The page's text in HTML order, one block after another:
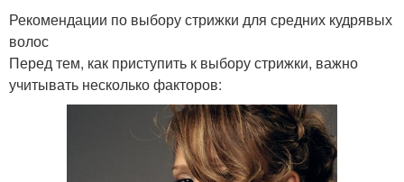
Стрижка на средние
волосы
Челка-шторка на
Ровные волосы
Рекомендации по выбору стрижки для средних кудрявых
волос
Перед тем, как приступить к выбору стрижки, важно
учитывать несколько факторов: